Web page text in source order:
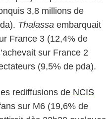
3,8 millions de
Thalassa embarquait
France 3 (12,4% de
sur France 2
(9,5% de pda).
rediffusions de NCIS
sur M6 (19,6% de